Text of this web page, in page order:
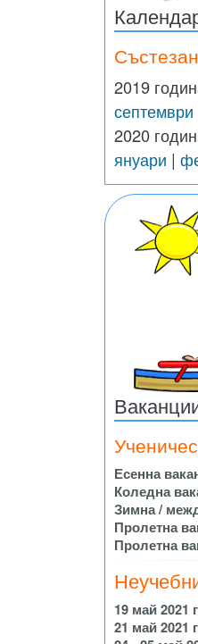
2019
септември
2020
януари |
Есенна
Коледна
Зимна /
Пролетна
Пролетна
19 май 2021
21 май 2021